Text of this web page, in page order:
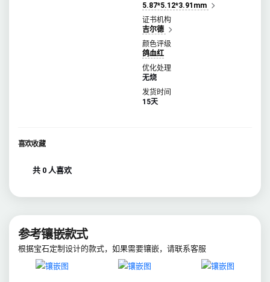
5.87*5.12*3.91mm
证书机构
吉尔德
颜色评级
鸽血红
优化处理
无烧
发货时间
15天
喜欢收藏
共 0 人喜欢
参考镶嵌款式
根据宝石定制设计的款式，如果需要镶嵌，请联系客服